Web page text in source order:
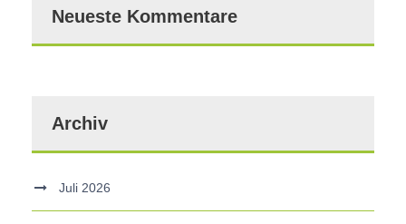
Neueste Kommentare
Archiv
Juli 2026